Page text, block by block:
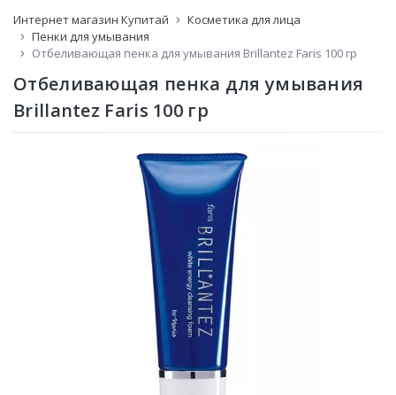
Интернет магазин Купитай
Косметика для лица
Пенки для умывания
Отбеливающая пенка для умывания Brillantez Faris 100 гр
Отбеливающая пенка для умывания
Brillantez Faris 100 гр